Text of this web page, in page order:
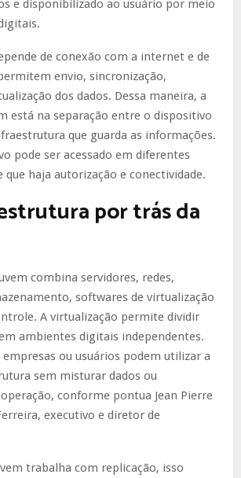
e disponibilizado ao usuário por meio
de conexão com a internet e de
envio, sincronização,
dos dados. Dessa maneira, a
está na separação entre o dispositivo
que guarda as informações.
pode ser acessado em diferentes
que haja autorização e conectividade.
por trás da
combina servidores, redes,
softwares de virtualização
A virtualização permite dividir
ambientes digitais independentes.
empresas ou usuários podem utilizar a
sem misturar dados ou
conforme pontua Jean Pierre
executivo e diretor de
trabalha com replicação, isso